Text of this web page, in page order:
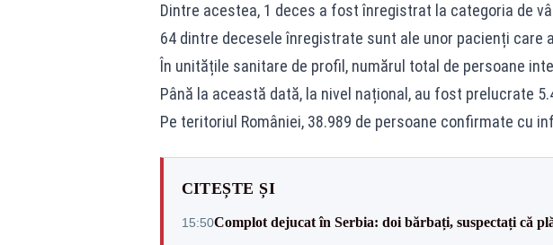
Dintre acestea, 1 deces a fost înregistrat la categoria de
64 dintre decesele înregistrate sunt ale unor pacienți
În unitățile sanitare de profil, numărul total de persoane
Până la această dată, la nivel național, au fost prelucrate
Pe teritoriul României, 38.989 de persoane confirmate cu
CITEȘTE ȘI
15:50Complot dejucat în Serbia: doi bărbați, suspectați că